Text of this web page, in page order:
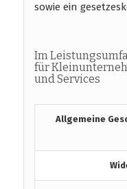
sowie ein
Im
für
und Services
Allgemeine